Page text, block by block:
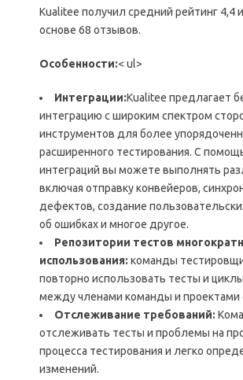
Kualitee получил средний рейтинг 4,4
основе 68 отзывов.
Особенности:< ul>
Интеграции:Kualitee предлагает
интеграцию с широким спектром
инструментов для более
расширенного тестирования. С
интеграций вы можете выполнять
включая отправку конвейеров,
дефектов, создание
об ошибках и многое другое.
Репозитории тестов
использования: команды
повторно использовать тесты и
между членами команды и проектами
Отслеживание требований:
отслеживать тесты и проблемы на
процесса тестирования и легко
изменений.